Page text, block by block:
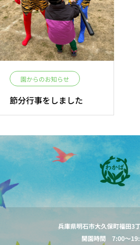
園からのお知らせ
節分行事をしました
兵庫県明石市大久保町福田3
開園時間 7:00～